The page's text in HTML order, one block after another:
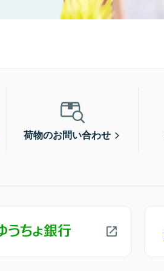
荷物のお問い合わせ